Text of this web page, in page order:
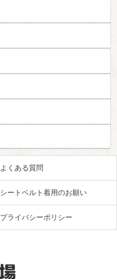
よくある質問
シートベルト着用のお願い
プライバシーポリシー